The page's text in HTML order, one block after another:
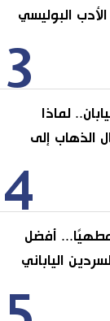
3
البوليسي
4
لماذا
الذهاب إلى
مطهيًا... أفضل
الياباني